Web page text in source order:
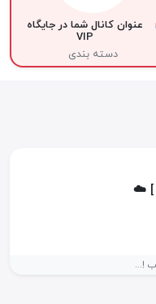
عنوان کانال شما در جایگاه
VIP
دسته بندی
] ☁️
!...